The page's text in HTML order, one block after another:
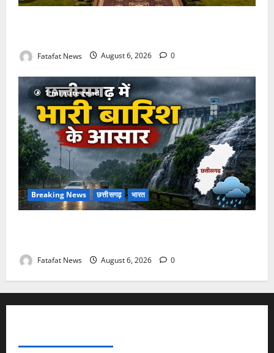
Fatafat News August 6, 2026 0
1 minute read
Breaking News छत्तीसगढ़ भारत
Fatafat News August 6, 2026 0